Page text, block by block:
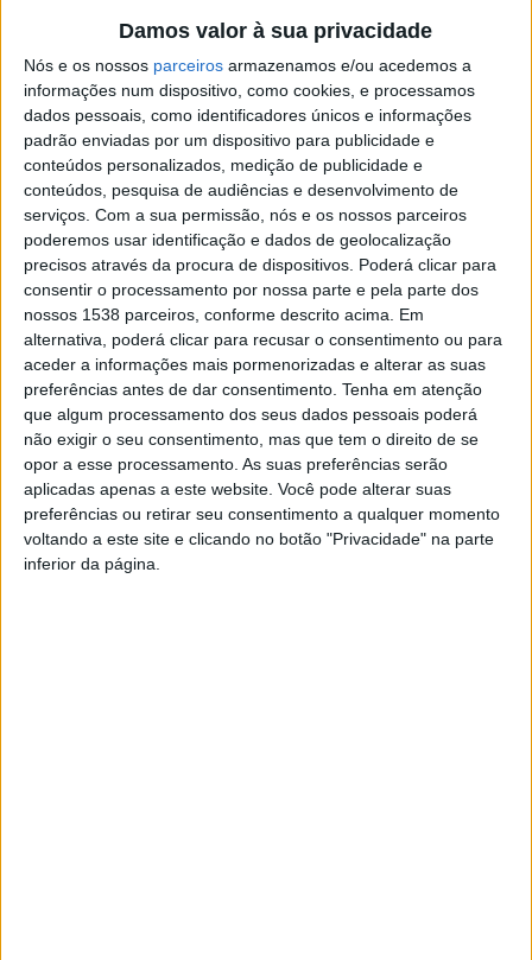
Damos valor à sua privacidade
Nós e os nossos parceiros armazenamos e/ou acedemos a
informações num dispositivo, como cookies, e processamos
dados pessoais, como identificadores únicos e informações
padrão enviadas por um dispositivo para publicidade e
conteúdos personalizados, medição de publicidade e
conteúdos, pesquisa de audiências e desenvolvimento de
serviços. Com a sua permissão, nós e os nossos parceiros
poderemos usar identificação e dados de geolocalização
precisos através da procura de dispositivos. Poderá clicar para
consentir o processamento por nossa parte e pela parte dos
nossos 1538 parceiros, conforme descrito acima. Em
alternativa, poderá clicar para recusar o consentimento ou para
aceder a informações mais pormenorizadas e alterar as suas
preferências antes de dar consentimento. Tenha em atenção
que algum processamento dos seus dados pessoais poderá
não exigir o seu consentimento, mas que tem o direito de se
opor a esse processamento. As suas preferências serão
aplicadas apenas a este website. Você pode alterar suas
preferências ou retirar seu consentimento a qualquer momento
voltando a este site e clicando no botão "Privacidade" na parte
inferior da página.
presidente e os últimos 4 meses como presidente da
Durante cerca de 30 minutos, Elsa Ribeiro faz o balanço
do seu mandato, reflete sobre os resultados das
últimas eleições autárquicas, e aborda temas sensíveis
como a sucessão de António Cardoso, a unidade
interna do PSD, e o seu futuro político.
Questionada sobre o facto de não ter sido a escolha
mais óbvia para suceder ao anterior presidente, Elsa
Ribeiro fala com franqueza sobre as dinâmicas internas
do partido, o sentido de lealdade e a importância da
ética na vida pública.